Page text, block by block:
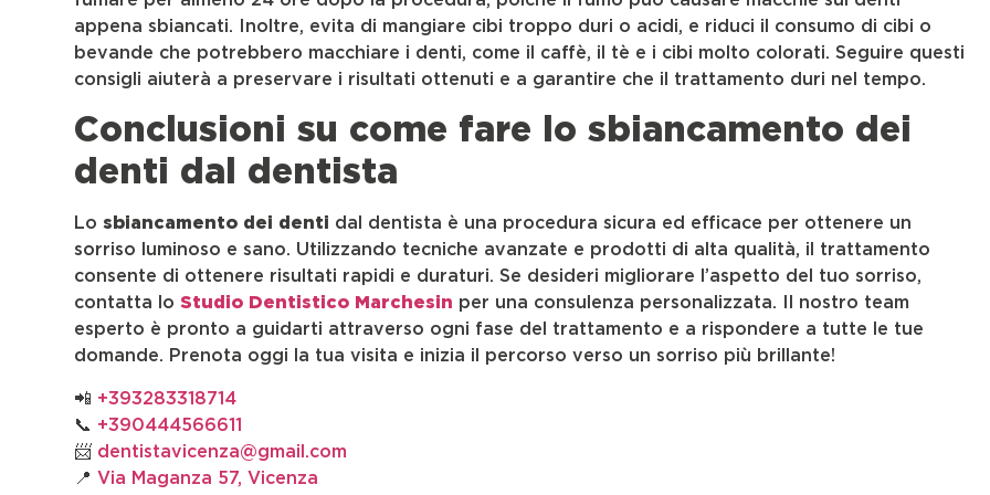
appena sbiancati. Inoltre, evita di mangiare cibi troppo duri o acidi, e riduci il consumo di cibi o
bevande che potrebbero macchiare i denti, come il caffè, il tè e i cibi molto colorati. Seguire questi
consigli aiuterà a preservare i risultati ottenuti e a garantire che il trattamento duri nel tempo.
Conclusioni su come fare lo sbiancamento dei
denti dal dentista
Losbiancamento dei denti dal dentista è una procedura sicura ed efficace per ottenere un
sorriso luminoso e sano. Utilizzando tecniche avanzate e prodotti di alta qualità, il trattamento
consente di ottenere risultati rapidi e duraturi. Se desideri migliorare l’aspetto del tuo sorriso,
contatta loStudio Dentistico Marchesin per una consulenza personalizzata. Il nostro team
esperto è pronto a guidarti attraverso ogni fase del trattamento e a rispondere a tutte le tue
domande. Prenota oggi la tua visita e inizia il percorso verso un sorriso più brillante!
📲 +393283318714
📞 +390444566611
📨 dentistavicenza@gmail.com
📍Via Maganza 57, Vicenza